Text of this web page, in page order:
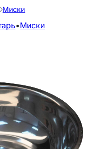
Миски
•Миски